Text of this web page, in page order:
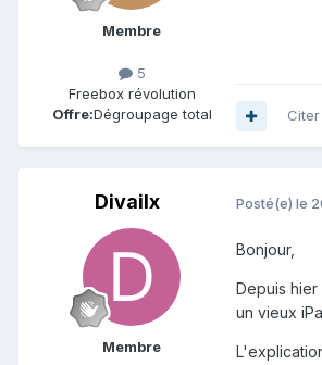
Membre
5
Freebox révolution
Offre:Dégroupage total Citer
Divailx
Membre
Posté(e) le
Bonjour,
Depuis
un vieux